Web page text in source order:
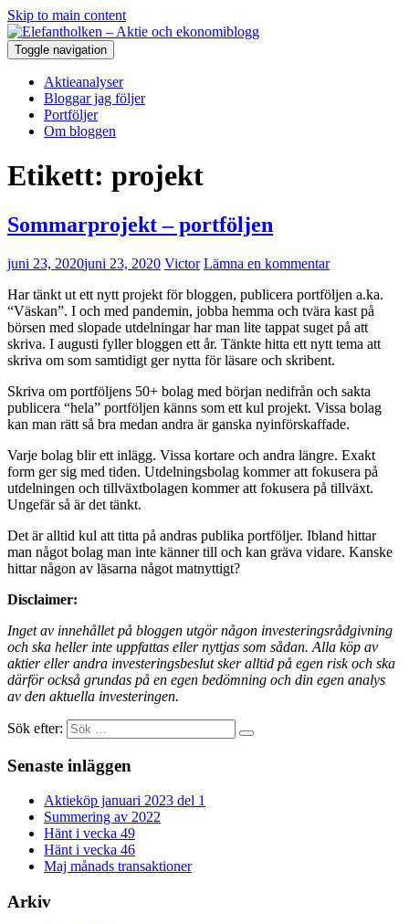
Skip to main content
Toggle navigation
Aktieanalyser
Bloggar jag följer
Portföljer
Om bloggen
Etikett: projekt
Sommarprojekt – portföljen
juni 23, 2020juni 23, 2020 Victor Lämna en kommentar
Har tänkt ut ett nytt projekt för bloggen, publicera portföljen a.ka.
“Väskan”. I och med pandemin, jobba hemma och tvära kast på
börsen med slopade utdelningar har man lite tappat suget på att
skriva. I augusti fyller bloggen ett år. Tänkte hitta ett nytt tema att
skriva om som samtidigt ger nytta för läsare och skribent.
Skriva om portföljens 50+ bolag med början nedifrån och sakta
publicera “hela” portföljen känns som ett kul projekt. Vissa bolag
kan man rätt så bra medan andra är ganska nyinförskaffade.
Varje bolag blir ett inlägg. Vissa kortare och andra längre. Exakt
form ger sig med tiden. Utdelningsbolag kommer att fokusera på
utdelningen och tillväxtbolagen kommer att fokusera på tillväxt.
Ungefär så är det tänkt.
Det är alltid kul att titta på andras publika portföljer. Ibland hittar
man något bolag man inte känner till och kan gräva vidare. Kanske
hittar någon av läsarna något matnyttigt?
Disclaimer:
Inget av innehållet på bloggen utgör någon investeringsrådgivning
och ska heller inte uppfattas eller nyttjas som sådan. Alla köp av
aktier eller andra investeringsbeslut sker alltid på egen risk och ska
därför också grundas på en egen bedömning och din egen analys
av den aktuella investeringen.
Sök efter:
Senaste inläggen
Aktieköp januari 2023 del 1
Summering av 2022
Hänt i vecka 49
Hänt i vecka 46
Maj månads transaktioner
Arkiv